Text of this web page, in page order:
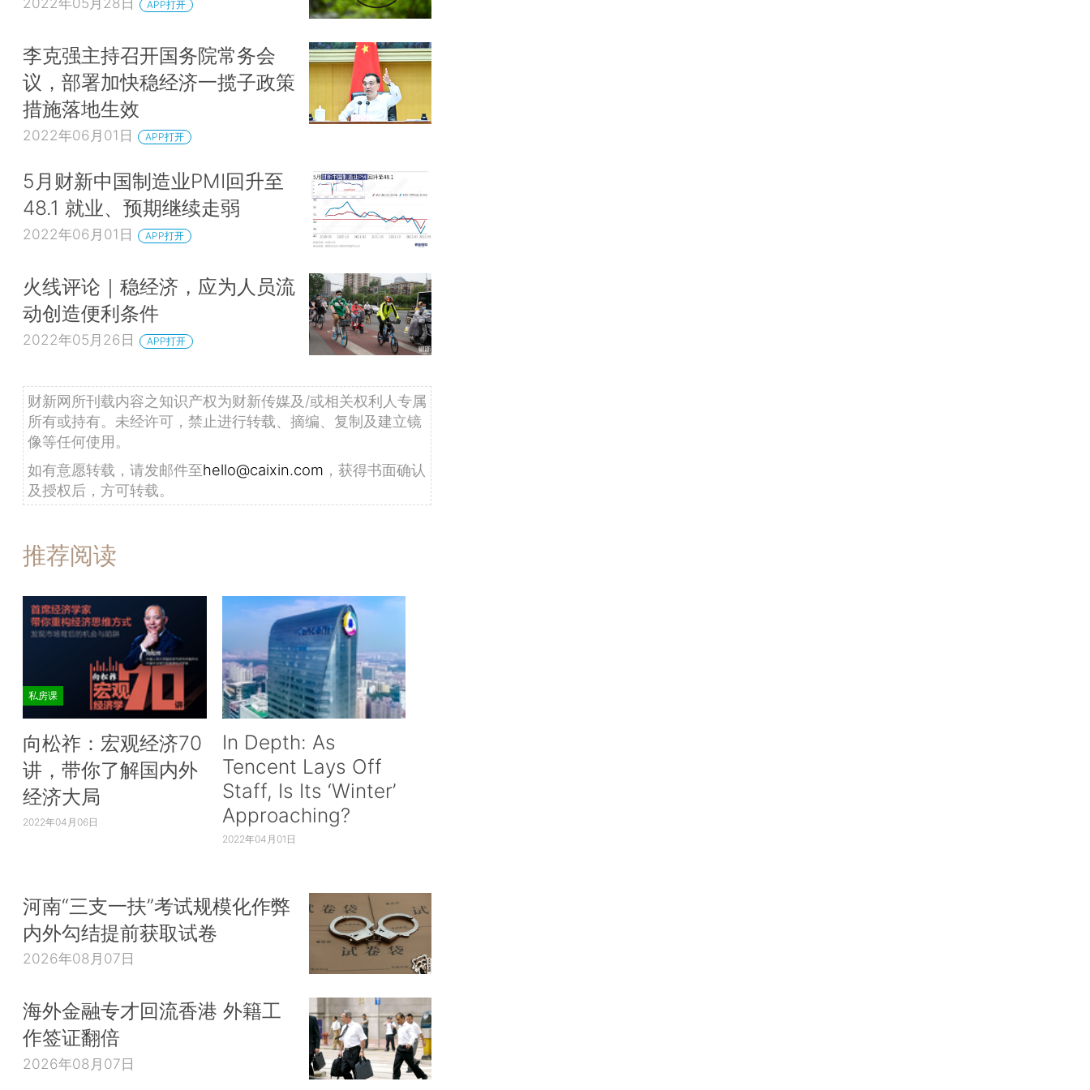
APP打开
李克强主持召开国务院常务会
议，部署加快稳经济一揽子政策
措施落地生效
2022年06月01日 APP打开
5月财新中国制造业PMI回升至
48.1 就业、预期继续走弱
2022年06月01日 APP打开
火线评论｜稳经济，应为人员流
动创造便利条件
2022年05月26日 APP打开
财新网所刊载内容之知识产权为财新传媒及/或相关权利人专属
所有或持有。未经许可，禁止进行转载、摘编、复制及建立镜
像等任何使用。
如有意愿转载，请发邮件至hello@caixin.com ，获得书面确认
及授权后，方可转载。
推荐阅读
私房课
向松祚：宏观经济70
讲，带你了解国内外
经济大局
2022年04月06日
In Depth: As
Tencent Lays Off
Staff, Is Its ‘Winter’
Approaching?
2022年04月01日
河南“三支一扶”考试规模化作弊
内外勾结提前获取试卷
2026年08月07日
海外金融专才回流香港 外籍工
作签证翻倍
2026年08月07日